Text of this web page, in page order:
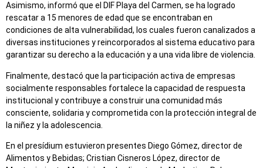
Asimismo, informó que el DIF Playa del Carmen, se ha logrado
rescatar a 15 menores de edad que se encontraban en
condiciones de alta vulnerabilidad, los cuales fueron canalizados a
diversas instituciones y reincorporados al sistema educativo para
garantizar su derecho a la educación y a una vida libre de violencia.
Finalmente, destacó que la participación activa de empresas
socialmente responsables fortalece la capacidad de respuesta
institucional y contribuye a construir una comunidad más
consciente, solidaria y comprometida con la protección integral de
la niñez y la adolescencia.
En el presídium estuvieron presentes Diego Gómez, director de
Alimentos y Bebidas; Cristian Cisneros López, director de